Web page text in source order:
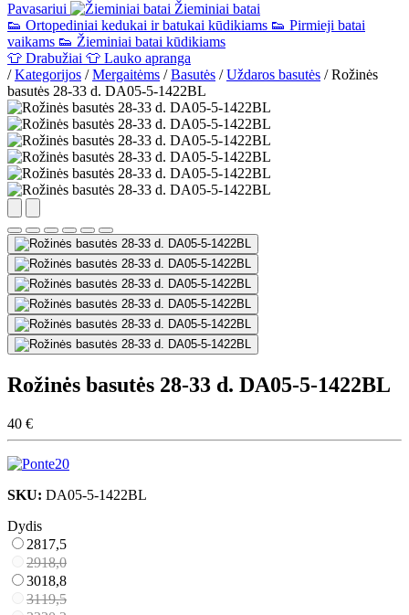
Pavasariui
Žieminiai batai
👟 Ortopediniai kedukai ir batukai kūdikiams 👟 Pirmieji batai
vaikams 👟 Žieminiai batai kūdikiams
👕 Drabužiai 👕 Lauko apranga
/ Kategorijos / Mergaitėms / Basutės / Uždaros basutės / Rožinės
basutės 28-33 d. DA05-5-1422BL
Rožinės basutės 28-33 d. DA05-5-1422BL
40 €
SKU: DA05-5-1422BL
Dydis
2817,5
2918,0
3018,8
3119,5